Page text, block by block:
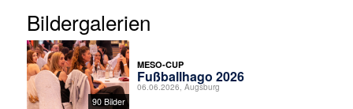
Bildergalerien
90 Bilder
MESO-CUP
Fußballhago 2026
06.06.2026, Augsburg